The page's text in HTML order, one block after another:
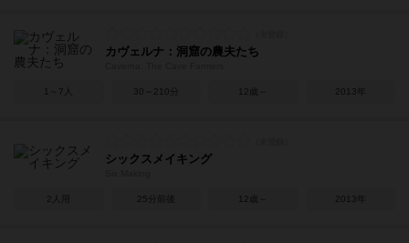
カヴェルナ：洞窟の農夫たち
1～7人 30～210分 12歳～ 2013年
シックスメイキング
2人用 25分前後 12歳～ 2013年